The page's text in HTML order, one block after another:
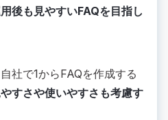
後も見やすいFAQを目指し
社で1からFAQを作成する
やすさや使いやすさも考慮す